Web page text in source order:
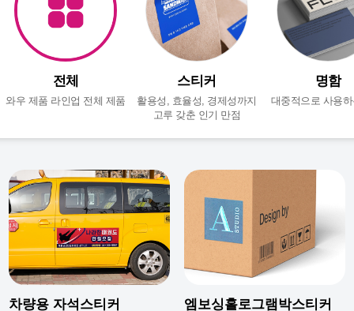
전체
와우 제품 라인업 전체 제품
스티커
활용성, 효율성, 경제성까지
고루 갖춘 인기 만점
명함
대중적으로 사용
차량용 자석스티커
엠보싱홀로그램박스티커